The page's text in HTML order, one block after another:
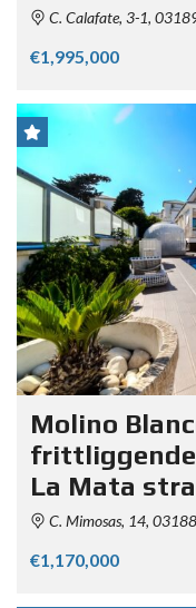
C. Calafate, 3-1,
€1,995,000
Molino
frittliggende
La Mata
C. Mimosas, 14,
€1,170,000